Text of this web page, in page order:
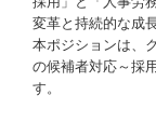
変革と持続的な成
本ポジションは、
の候補者対応～採
す。